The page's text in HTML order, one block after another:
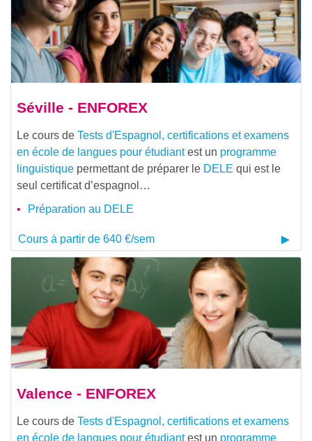
Séville - ENFOREX
Le cours de Tests d'Espagnol, certifications et examens
en école de langues pour étudiantest un programme
linguistique permettant de préparer le DELE qui est le
seul certificat d’espagnol…
Préparation au DELE
Cours à partir de 640 €/sem
Valence - ENFOREX
Le cours de Tests d'Espagnol, certifications et examens
en école de langues pour étudiantest un programme